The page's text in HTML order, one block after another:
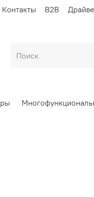
Контакты B2B